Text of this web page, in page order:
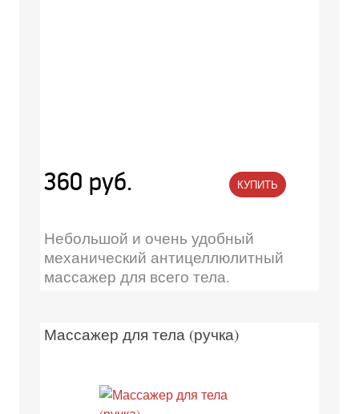
360 руб. КУПИТЬ
Небольшой и очень удобный
механический антицеллюлитный
массажер для всего тела.
Массажер для тела (ручка)